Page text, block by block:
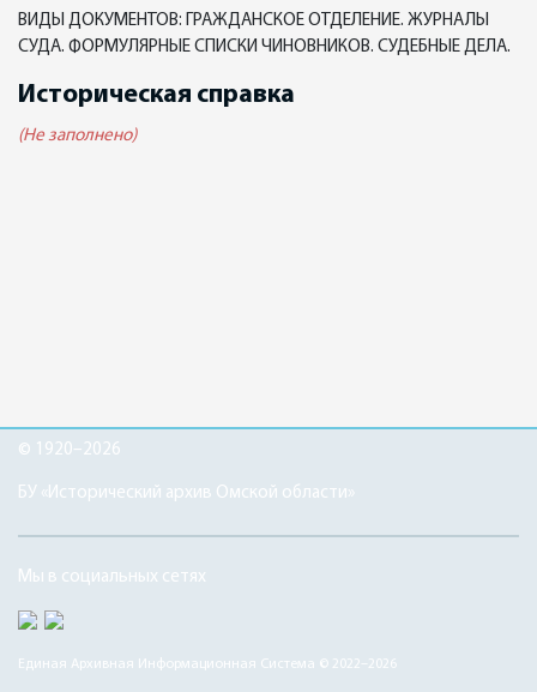
ВИДЫ ДОКУМЕНТОВ: ГРАЖДАНСКОЕ ОТДЕЛЕНИЕ. ЖУРНАЛЫ
СУДА. ФОРМУЛЯРНЫЕ СПИСКИ ЧИНОВНИКОВ. СУДЕБНЫЕ ДЕЛА.
Историческая справка
(Не заполнено)
© 1920–2026
БУ «Исторический архив Омской области»
Мы в социальных сетях
Единая Архивная Информационная Система © 2022–2026